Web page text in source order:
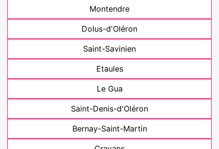
Montendre
Dolus-d'Oléron
Saint-Savinien
Etaules
Le Gua
Saint-Denis-d'Oléron
Bernay-Saint-Martin